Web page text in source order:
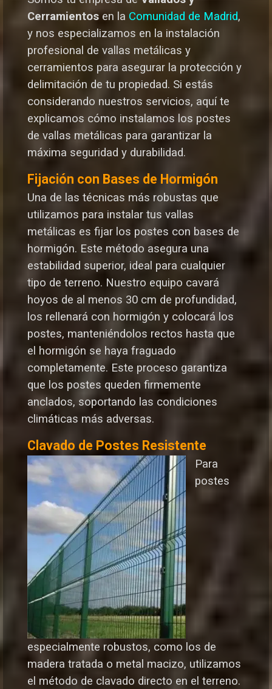
Cerramientos en la Comunidad de Madrid,
y nos especializamos en la instalación
profesional de vallas metálicas y
cerramientos para asegurar la protección y
delimitación de tu propiedad. Si estás
considerando nuestros servicios, aquí te
explicamos cómo instalamos los postes
de vallas metálicas para garantizar la
máxima seguridad y durabilidad.
Fijación con Bases de Hormigón
Una de las técnicas más robustas que
utilizamos para instalar tus vallas
metálicas es fijar los postes con bases de
hormigón. Este método asegura una
estabilidad superior, ideal para cualquier
tipo de terreno. Nuestro equipo cavará
hoyos de al menos 30 cm de profundidad,
los rellenará con hormigón y colocará los
postes, manteniéndolos rectos hasta que
el hormigón se haya fraguado
completamente. Este proceso garantiza
que los postes queden firmemente
anclados, soportando las condiciones
climáticas más adversas.
Clavado de Postes Resistente
Para
postes
especialmente robustos, como los de
madera tratada o metal macizo, utilizamos
el método de clavado directo en el terreno.